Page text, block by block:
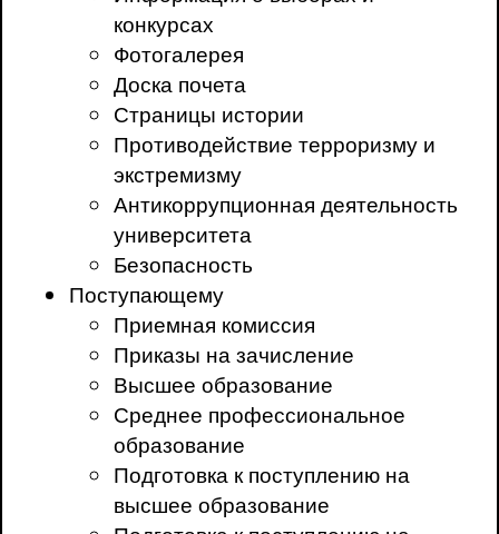
конкурсах
Фотогалерея
Доска почета
Страницы истории
Противодействие терроризму и
экстремизму
Антикоррупционная деятельность
университета
Безопасность
Поступающему
Приемная комиссия
Приказы на зачисление
Высшее образование
Среднее профессиональное
образование
Подготовка к поступлению на
высшее образование